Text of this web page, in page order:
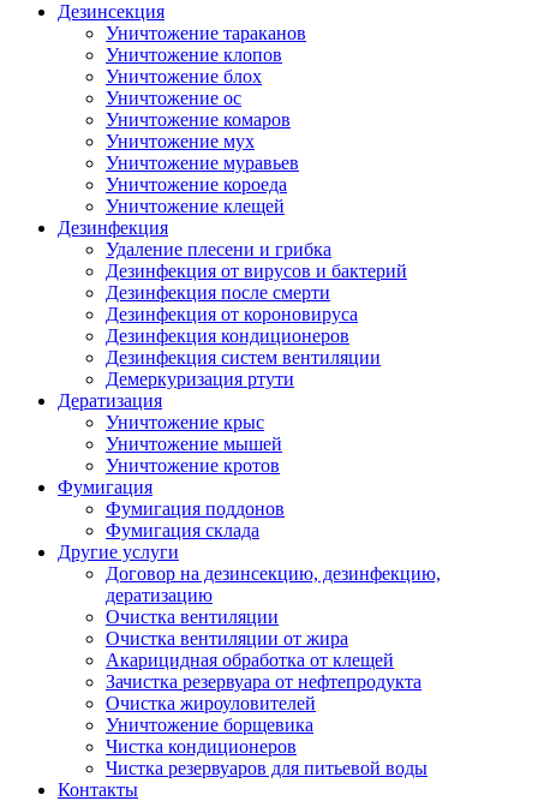
Дезинсекция
Уничтожение тараканов
Уничтожение клопов
Уничтожение блох
Уничтожение ос
Уничтожение комаров
Уничтожение мух
Уничтожение муравьев
Уничтожение короеда
Уничтожение клещей
Дезинфекция
Удаление плесени и грибка
Дезинфекция от вирусов и бактерий
Дезинфекция после смерти
Дезинфекция от короновируса
Дезинфекция кондиционеров
Дезинфекция систем вентиляции
Демеркуризация ртути
Дератизация
Уничтожение крыс
Уничтожение мышей
Уничтожение кротов
Фумигация
Фумигация поддонов
Фумигация склада
Другие услуги
Договор на дезинсекцию, дезинфекцию,
дератизацию
Очистка вентиляции
Очистка вентиляции от жира
Акарицидная обработка от клещей
Зачистка резервуара от нефтепродукта
Очистка жироуловителей
Уничтожение борщевика
Чистка кондиционеров
Чистка резервуаров для питьевой воды
Контакты